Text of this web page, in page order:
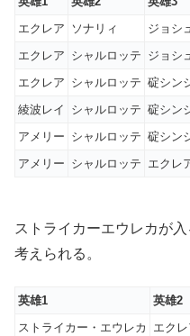
エクレア
ソナリィ ジョシ
エクレア シャルロッテ ジョシ
エクレア シャルロッテ 碇シン
綾波レイ
シャルロッテ 碇シン
アメリー シャルロッテ 碇シン
アメリー シャルロッテ エクレ
ストライカーエウレカが
考えられる。
英雄1 英雄2
ストライカー・エウレカ
エクレ